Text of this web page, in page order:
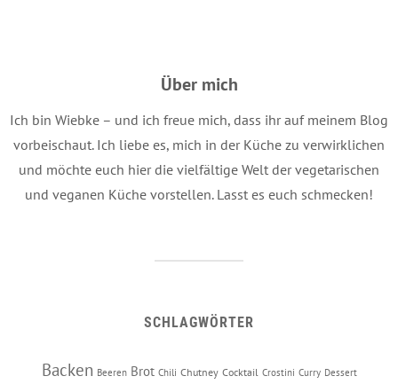
Über mich
Ich bin Wiebke – und ich freue mich, dass ihr auf meinem Blog
vorbeischaut. Ich liebe es, mich in der Küche zu verwirklichen
und möchte euch hier die vielfältige Welt der vegetarischen
und veganen Küche vorstellen. Lasst es euch schmecken!
SCHLAGWÖRTER
Backen Beeren Brot Chili Chutney Cocktail Crostini Curry Dessert